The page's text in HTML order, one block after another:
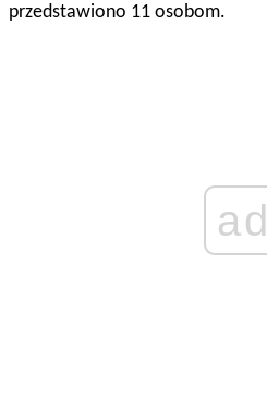
przedstawiono 11 osobom.
ad